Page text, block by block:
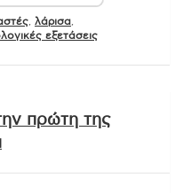
λάρισα
εξετάσεις
πρώτη της